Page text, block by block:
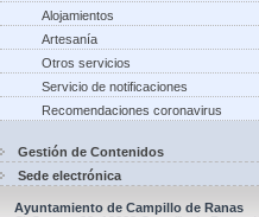
Alojamientos
Artesanía
Otros servicios
Servicio de notificaciones
Recomendaciones coronavirus
Gestión de Contenidos
Sede electrónica
Ayuntamiento de Campillo de Ranas